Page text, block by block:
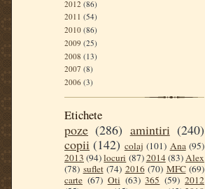
2012 (86)
2011 (54)
2010 (86)
2009 (25)
2008 (13)
2007 (8)
2006 (3)
Etichete
poze (286) amintiri (240)
copii (142) colaj (101) Ana (95)
2013 (94)locuri (87)2014(83)Alex
(78) suflet (74) 2016 (70) MFC (69)
carte (67) Oti (63) 365 (59) 2012